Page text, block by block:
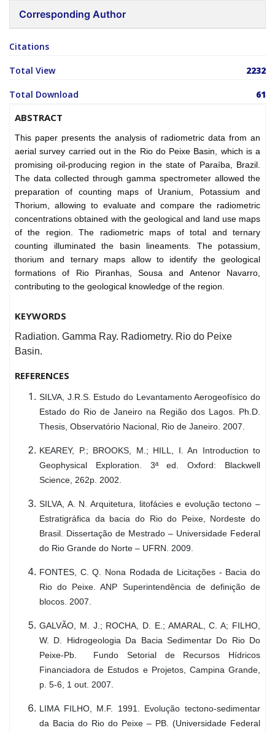
Corresponding Author
Citations
Total View 2232
Total Download 61
ABSTRACT
This paper presents the analysis of radiometric data from an
aerial survey carried out in the Rio do Peixe Basin, which is a
promising oil-producing region in the state of Paraíba, Brazil.
The data collected through gamma spectrometer allowed the
preparation of counting maps of Uranium, Potassium and
Thorium, allowing to evaluate and compare the radiometric
concentrations obtained with the geological and land use maps
of the region. The radiometric maps of total and ternary
counting illuminated the basin lineaments. The potassium,
thorium and ternary maps allow to identify the geological
formations of Rio Piranhas, Sousa and Antenor Navarro,
contributing to the geological knowledge of the region.
KEYWORDS
Radiation. Gamma Ray. Radiometry. Rio do Peixe
Basin.
REFERENCES
SILVA, J.R.S. Estudo do Levantamento Aerogeofísico do
Estado do Rio de Janeiro na Região dos Lagos. Ph.D.
Thesis, Observatório Nacional, Rio de Janeiro. 2007.
KEAREY, P.; BROOKS, M.; HILL, I. An Introduction to
Geophysical Exploration. 3ª ed. Oxford: Blackwell
Science, 262p. 2002.
SILVA, A. N. Arquitetura, litofácies e evolução tectono –
Estratigráfica da bacia do Rio do Peixe, Nordeste do
Brasil. Dissertação de Mestrado – Universidade Federal
do Rio Grande do Norte – UFRN. 2009.
FONTES, C. Q. Nona Rodada de Licitações - Bacia do
Rio do Peixe. ANP Superintendência de definição de
blocos. 2007.
GALVÃO, M. J.; ROCHA, D. E.; AMARAL, C. A; FILHO,
W. D. Hidrogeologia Da Bacia Sedimentar Do Rio Do
Peixe-Pb. Fundo Setorial de Recursos Hídricos
Financiadora de Estudos e Projetos, Campina Grande,
p. 5-6, 1 out. 2007.
LIMA FILHO, M.F. 1991. Evolução tectono-sedimentar
da Bacia do Rio do Peixe – PB. (Universidade Federal